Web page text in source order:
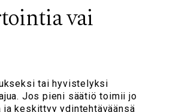
vai
tai hyvistelyksi
Jos pieni säätiö toimii jo
keskittyy ydintehtäväänsä